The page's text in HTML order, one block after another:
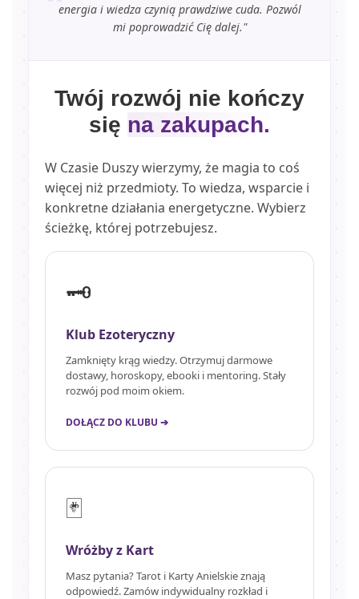
energia i wiedza czynią prawdziwe cuda. Pozwól
mi poprowadzić Cię dalej."
Twój rozwój nie kończy
się na zakupach.
W Czasie Duszy wierzymy, że magia to coś
więcej niż przedmioty. To wiedza, wsparcie i
konkretne działania energetyczne. Wybierz
ścieżkę, której potrzebujesz.
🗝️
Klub Ezoteryczny
Zamknięty krąg wiedzy. Otrzymuj darmowe
dostawy, horoskopy, ebooki i mentoring. Stały
rozwój pod moim okiem.
DOŁĄCZ DO KLUBU ➔
🃏
Wróżby z Kart
Masz pytania? Tarot i Karty Anielskie znają
odpowiedź. Zamów indywidualny rozkład i